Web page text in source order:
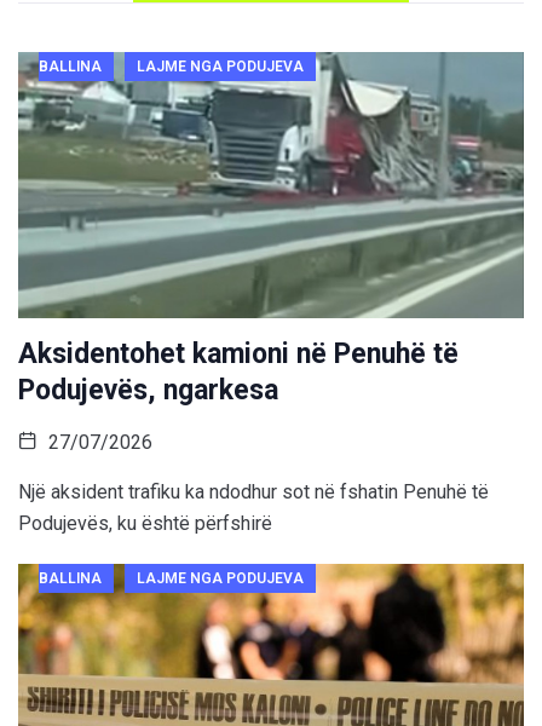
BALLINA LAJME NGA PODUJEVA
Aksidentohet kamioni në Penuhë të
Podujevës, ngarkesa
27/07/2026
Një aksident trafiku ka ndodhur sot në fshatin Penuhë të
Podujevës, ku është përfshirë
BALLINA LAJME NGA PODUJEVA